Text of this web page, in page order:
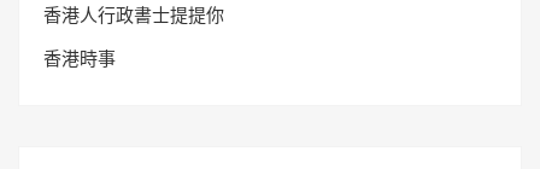
香港人行政書士提提你
香港時事